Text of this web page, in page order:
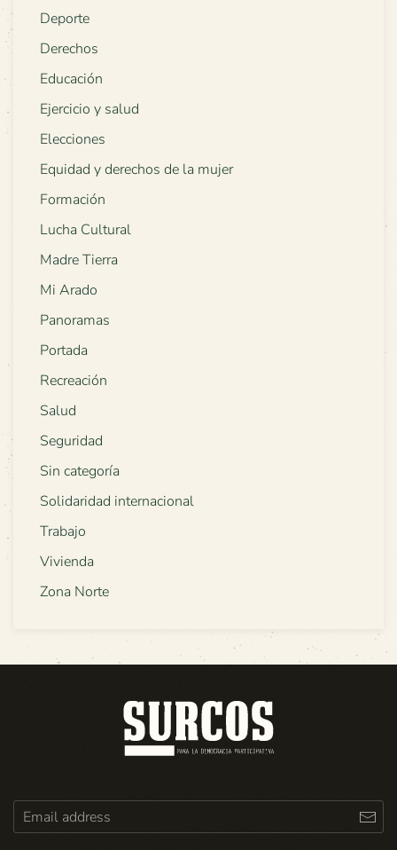
Deporte
Derechos
Educación
Ejercicio y salud
Elecciones
Equidad y derechos de la mujer
Formación
Lucha Cultural
Madre Tierra
Mi Arado
Panoramas
Portada
Recreación
Salud
Seguridad
Sin categoría
Solidaridad internacional
Trabajo
Vivienda
Zona Norte